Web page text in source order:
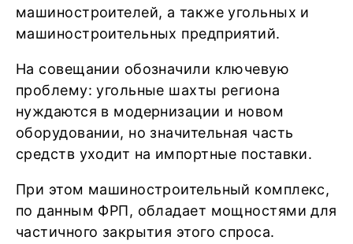
машиностроителей, а также угольных и
машиностроительных предприятий.
На совещании обозначили ключевую
проблему: угольные шахты региона
нуждаются в модернизации и новом
оборудовании, но значительная часть
средств уходит на импортные поставки.
При этом машиностроительный комплекс,
по данным ФРП, обладает мощностями для
частичного закрытия этого спроса.